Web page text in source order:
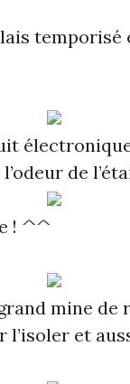
temporisé
de
! ^^
mine
et